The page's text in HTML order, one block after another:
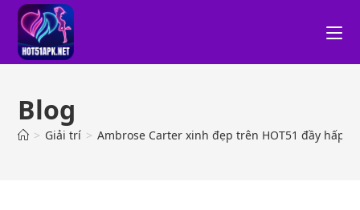
Blog
> Giải trí > Ambrose Carter xinh đẹp trên HOT51 đầy hấp